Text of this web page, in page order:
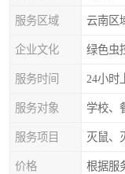
服务区域 云南区
企业文化 绿色虫
服务时间 24小时
服务对象 学校、
服务项目 灭鼠、
价格 根据服